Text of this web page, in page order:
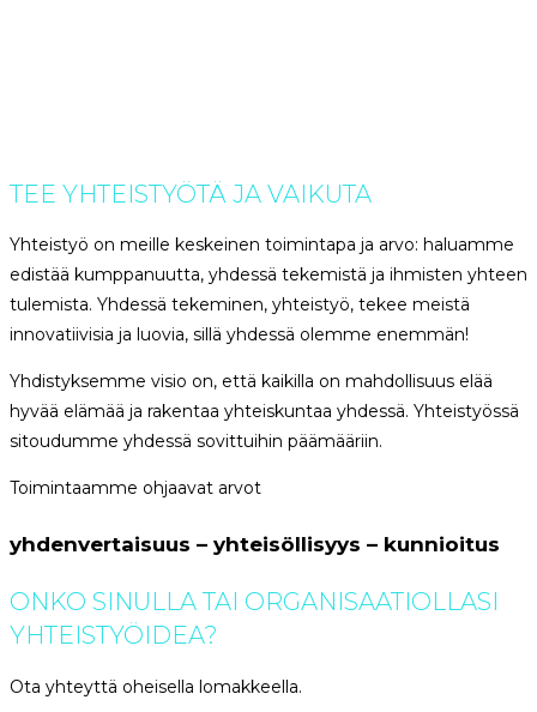
TEE YHTEISTYÖTÄ JA VAIKUTA
Yhteistyö on meille keskeinen toimintapa ja arvo: haluamme
edistää kumppanuutta, yhdessä tekemistä ja ihmisten yhteen
tulemista. Yhdessä tekeminen, yhteistyö, tekee meistä
innovatiivisia ja luovia, sillä yhdessä olemme enemmän!
Yhdistyksemme visio on, että kaikilla on mahdollisuus elää
hyvää elämää ja rakentaa yhteiskuntaa yhdessä. Yhteistyössä
sitoudumme yhdessä sovittuihin päämääriin.
Toimintaamme ohjaavat arvot
yhdenvertaisuus – yhteisöllisyys – kunnioitus
ONKO SINULLA TAI ORGANISAATIOLLASI
YHTEISTYÖIDEA?
Ota yhteyttä oheisella lomakkeella.